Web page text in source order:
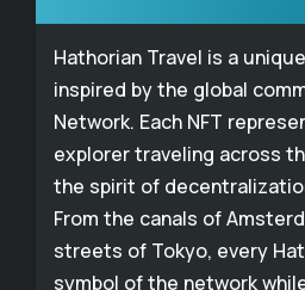
Hathorian Travel is a
inspired by the global
Network. Each NFT
explorer traveling across
the spirit of
From the canals of
streets of Tokyo, every
symbol of the network